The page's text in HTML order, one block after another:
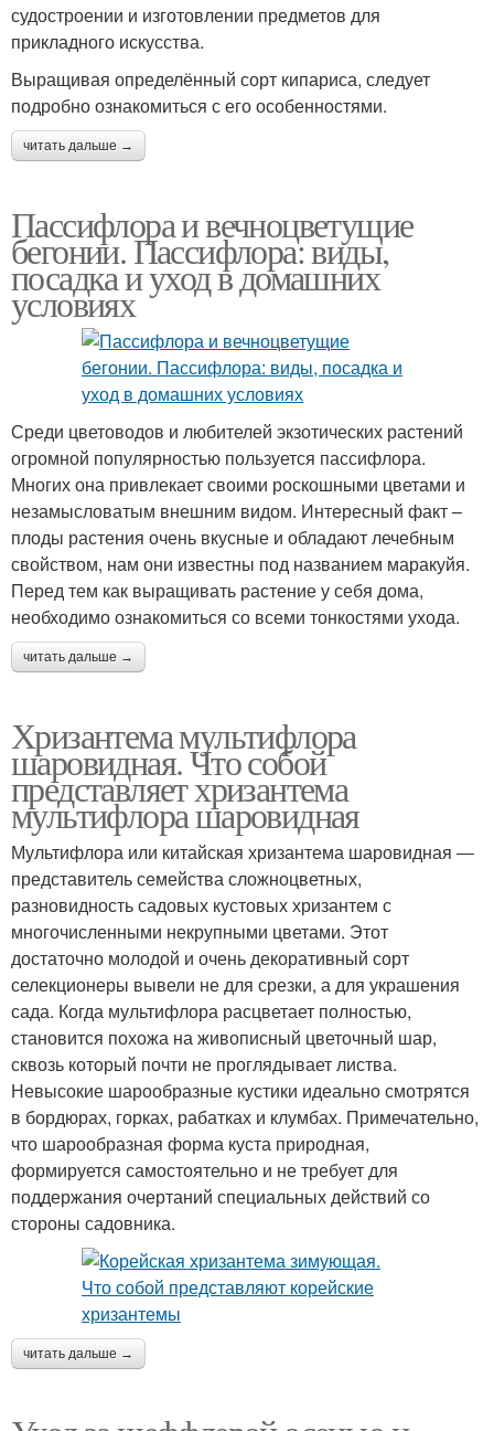
судостроении и изготовлении предметов для
прикладного искусства.
Выращивая определённый сорт кипариса, следует
подробно ознакомиться с его особенностями.
читать дальше →
Пассифлора и вечноцветущие
бегонии. Пассифлора: виды,
посадка и уход в домашних
условиях
Среди цветоводов и любителей экзотических растений
огромной популярностью пользуется пассифлора.
Многих она привлекает своими роскошными цветами и
незамысловатым внешним видом. Интересный факт –
плоды растения очень вкусные и обладают лечебным
свойством, нам они известны под названием маракуйя.
Перед тем как выращивать растение у себя дома,
необходимо ознакомиться со всеми тонкостями ухода.
читать дальше →
Хризантема мультифлора
шаровидная. Что собой
представляет хризантема
мультифлора шаровидная
Мультифлора или китайская хризантема шаровидная ―
представитель семейства сложноцветных,
разновидность садовых кустовых хризантем с
многочисленными некрупными цветами. Этот
достаточно молодой и очень декоративный сорт
селекционеры вывели не для срезки, а для украшения
сада. Когда мультифлора расцветает полностью,
становится похожа на живописный цветочный шар,
сквозь который почти не проглядывает листва.
Невысокие шарообразные кустики идеально смотрятся
в бордюрах, горках, рабатках и клумбах. Примечательно,
что шарообразная форма куста природная,
формируется самостоятельно и не требует для
поддержания очертаний специальных действий со
стороны садовника.
читать дальше →